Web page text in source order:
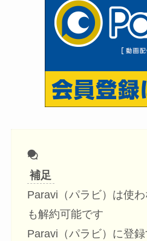
補足
Paravi（パラビ）は使
も解約可能です
Paravi（パラビ）に登